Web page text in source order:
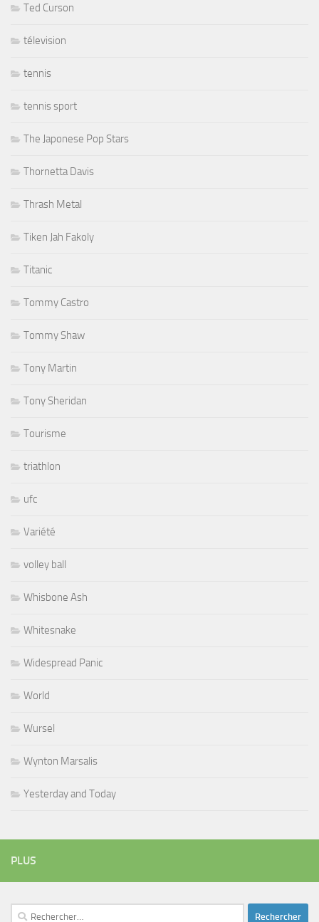
Ted Curson
télevision
tennis
tennis sport
The Japonese Pop Stars
Thornetta Davis
Thrash Metal
Tiken Jah Fakoly
Titanic
Tommy Castro
Tommy Shaw
Tony Martin
Tony Sheridan
Tourisme
triathlon
ufc
Variété
volley ball
Whisbone Ash
Whitesnake
Widespread Panic
World
Wursel
Wynton Marsalis
Yesterday and Today
PLUS
Rechercher :